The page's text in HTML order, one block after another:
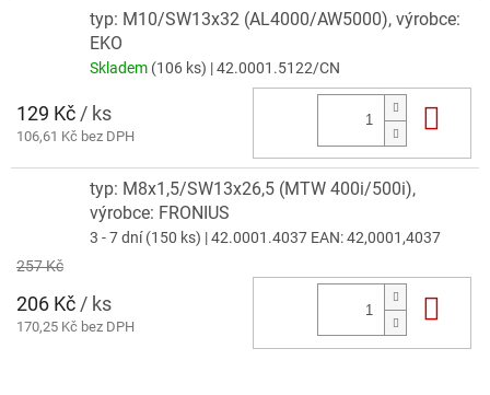
typ: M10/SW13x32 (AL4000/AW5000), výrobce:
EKO
Skladem (106 ks) | 42.0001.5122/CN
129 Kč / ks
106,61 Kč bez DPH
typ: M8x1,5/SW13x26,5 (MTW 400i/500i),
výrobce: FRONIUS
3 - 7 dní(150 ks) | 42.0001.4037 EAN:42,0001,4037
257 Kč
206 Kč / ks
170,25 Kč bez DPH